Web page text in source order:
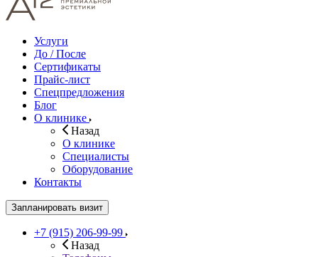
Услуги
До / После
Сертификаты
Прайс-лист
Спецпредложения
Блог
О клинике
Назад
О клинике
Специалисты
Оборудование
Контакты
Запланировать визит
+7 (915) 206-99-99
Назад